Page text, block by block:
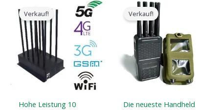
Verkauf!
Hohe Leistung 10
ursprüngliche
Preis
war:
$1,099.00.
aktuelle
Preis
ist:
$616.99.
Verkauf!
Die neueste Handheld
ursprüngliche
Preis
war:
$769.00.$426.69.